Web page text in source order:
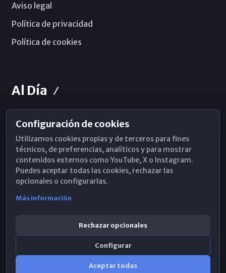
Aviso legal
Política de privacidad
Política de cookies
Al Día
Horarios de Misa
Hemeroteca
WhatsApp
Configuración de cookies
Utilizamos cookies propias y de terceros para fines
técnicos, de preferencias, analíticos y para mostrar
contenidos externos como YouTube, X o Instagram.
Puedes aceptar todas las cookies, rechazar las
opcionales o configurarlas.
Más información
Rechazar opcionales
Configurar
Aceptar todas